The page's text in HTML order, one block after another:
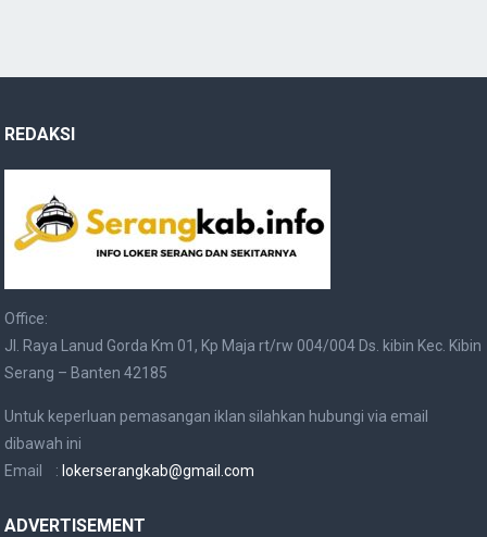
REDAKSI
Office:
Jl. Raya Lanud Gorda Km 01, Kp Maja rt/rw 004/004 Ds. kibin Kec. Kibin
Serang – Banten 42185
Untuk keperluan pemasangan iklan silahkan hubungi via email
dibawah ini
Email : lokerserangkab@gmail.com
ADVERTISEMENT